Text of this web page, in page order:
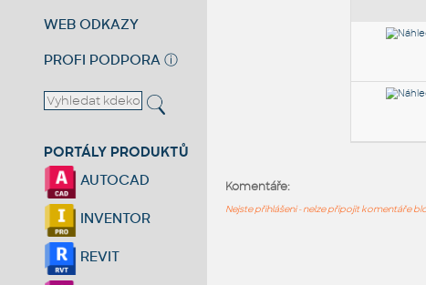
WEB ODKAZY
PROFI PODPORA ⓘ
PORTÁLY PRODUKTŮ
AUTOCAD
INVENTOR
REVIT
Komentáře:
Nejste přihlášeni - nelze připojit komentáře